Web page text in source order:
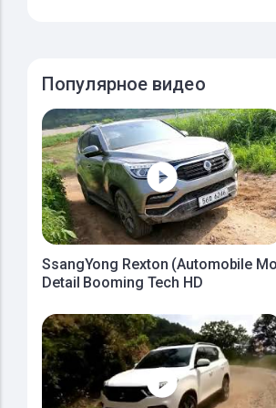
Популярное видео
SsangYong Rexton (Automobile
Detail Booming Tech HD